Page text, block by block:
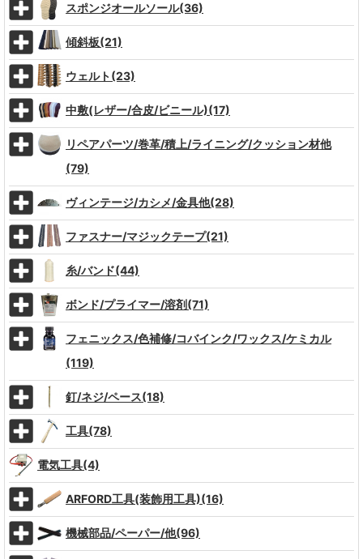
スポンジオールソール(36)
傾斜板(21)
ウェルト(23)
中敷(レザー/合皮/ビニール)(17)
リペアパーツ/巻革/積上/ライニング/クッション材他
(79)
ヴィンテージ/カシメ/金具他(28)
ファスナー/マジックテープ(21)
糸/バンド(44)
ボンド/プライマー/溶剤(71)
フェニックス/色補修/コバインク/ワックス/ケミカル
(119)
釘/ネジ/ペース(18)
工具(78)
電気工具(4)
ARFORD工具(装飾用工具)(16)
機械部品/ペーパー/他(96)